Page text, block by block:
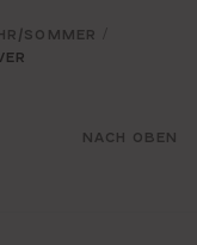
SOMMER
NACH OBEN